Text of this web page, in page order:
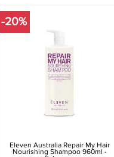
-20%
Eleven Australia Repair My Hair
Nourishing Shampoo 960ml -